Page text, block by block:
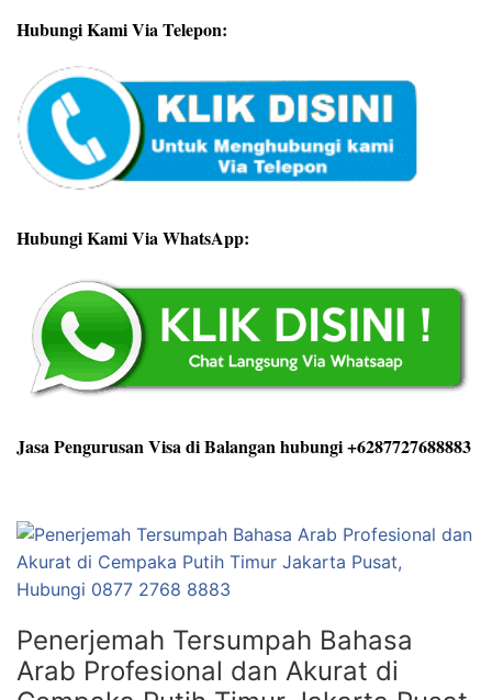
Hubungi Kami Via Telepon:
Hubungi Kami Via WhatsApp:
Jasa Pengurusan Visa di Balangan hubungi +6287727688883
Penerjemah Tersumpah Bahasa
Arab Profesional dan Akurat di